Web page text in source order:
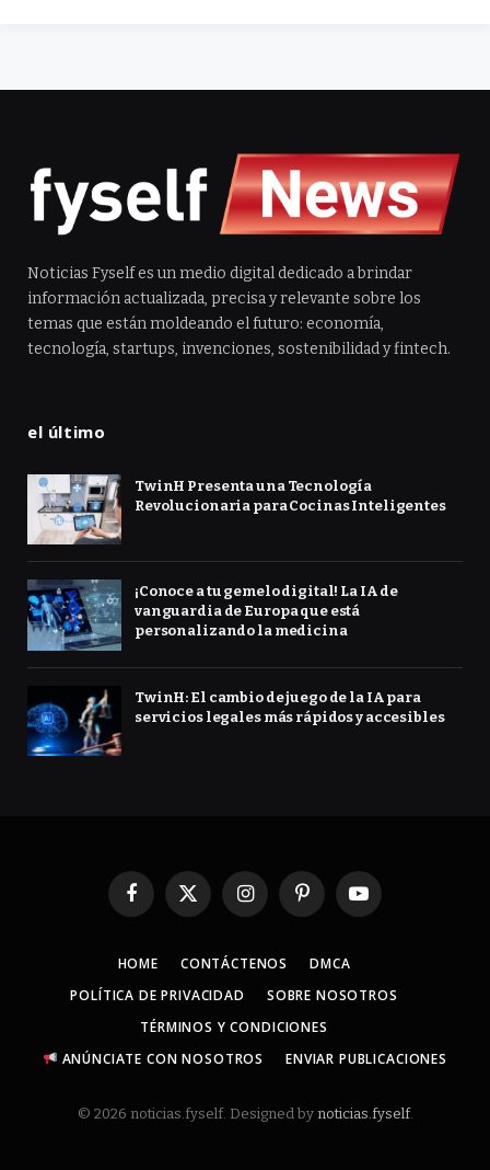
Noticias Fyself es un medio digital dedicado a brindar
información actualizada, precisa y relevante sobre los
temas que están moldeando el futuro: economía,
tecnología, startups, invenciones, sostenibilidad y fintech.
el último
TwinH Presenta una Tecnología
Revolucionaria para Cocinas Inteligentes
¡Conoce a tu gemelo digital! La IA de
vanguardia de Europa que está
personalizando la medicina
TwinH: El cambio de juego de la IA para
servicios legales más rápidos y accesibles
Facebook
X
InstagramPinterestYouTube
HOME CONTÁCTENOS
DMCA
POLÍTICA DE PRIVACIDAD
SOBRE NOSOTROS
TÉRMINOS Y CONDICIONES
ANÚNCIATE CON NOSOTROS
ENVIAR PUBLICACIONES
© 2026 noticias.fyself. Designed by noticias.fyself.